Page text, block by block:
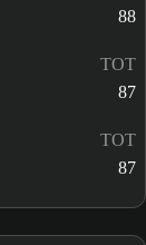
88
TOT
87
TOT
87